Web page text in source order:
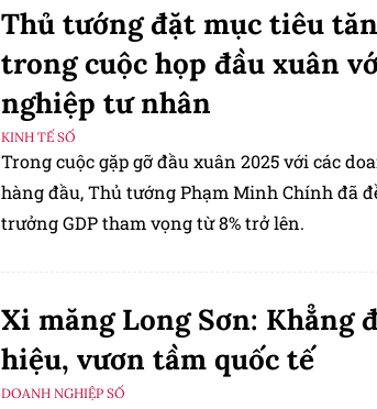
Thủ tướng đặt mục tiêu
trong cuộc họp đầu xuân
nghiệp tư nhân
KINH TẾ SỐ
Trong cuộc gặp gỡ đầu xuân 2025 với các
hàng đầu, Thủ tướng Phạm Minh Chính đã
trưởng GDP tham vọng từ 8% trở lên.
Xi măng Long Sơn: Khẳng
hiệu, vươn tầm quốc tế
DOANH NGHIỆP SỐ